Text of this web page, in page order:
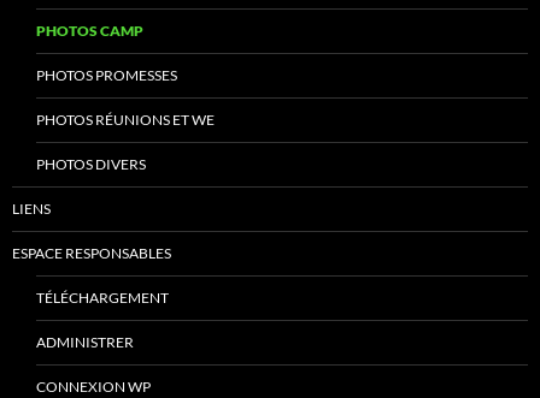
PHOTOS CAMP
PHOTOS PROMESSES
PHOTOS RÉUNIONS ET WE
PHOTOS DIVERS
LIENS
ESPACE RESPONSABLES
TÉLÉCHARGEMENT
ADMINISTRER
CONNEXION WP